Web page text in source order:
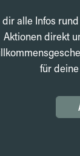
dir alle Infos
Aktionen direkt
für